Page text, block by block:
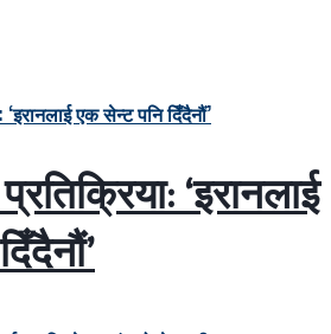
‘इरानलाई